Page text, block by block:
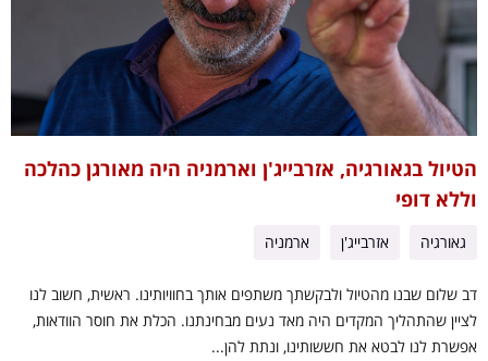
הטיול בגאורגיה, אזרבייג'ן וארמניה היה מאורגן כהלכה
וללא דופי
גאורגיה אזרבייג'ן ארמניה
דב שלום שבנו מהטיול ולבקשתך משתפים אותך בחוויותינו. ראשית, חשוב לנו
לציין שהתהליך המקדים היה מאד נעים מבחינתנו. הכלת את חוסר הוודאות,
אפשרת לנו לבטא את חששותינו, ונתת להן...